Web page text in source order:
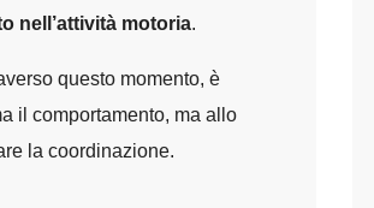
nell’attività motoria.
questo momento, è
il comportamento, ma allo
la coordinazione.